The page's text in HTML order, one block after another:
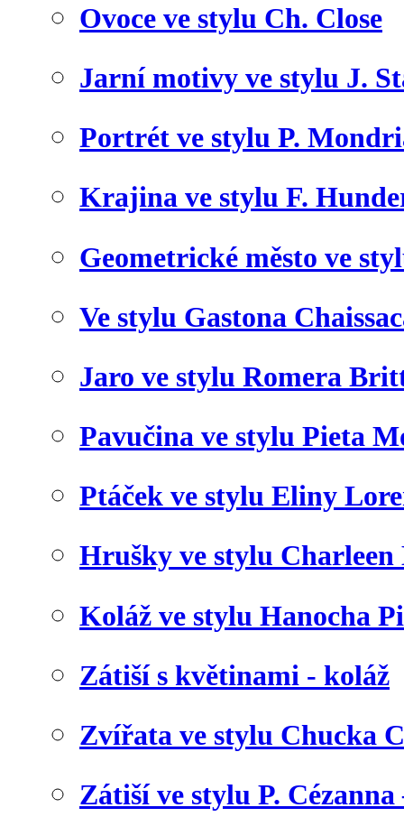
Ovoce ve stylu Ch. Close
Jarní motivy ve stylu J.
Portrét ve stylu P.
Krajina ve stylu F.
Geometrické město ve
Ve stylu Gastona
Jaro ve stylu Romera
Pavučina ve stylu Pieta
Ptáček ve stylu Eliny
Hrušky ve stylu
Koláž ve stylu Hanocha
Zátiší s květinami - koláž
Zvířata ve stylu Chucka
Zátiší ve stylu P.